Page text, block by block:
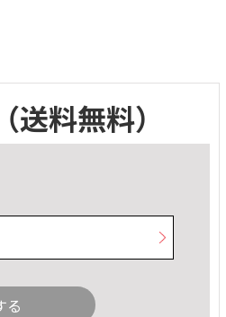
（送料無料）
る